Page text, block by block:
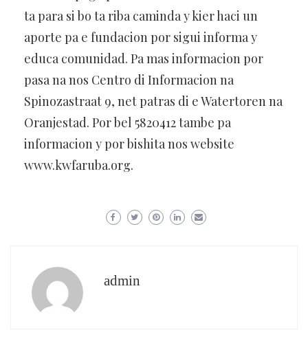
ta para si bo ta riba caminda y kier haci un
aporte pa e fundacion por sigui informa y
educa comunidad. Pa mas informacion por
pasa na nos Centro di Informacion na
Spinozastraat 9, net patras di e Watertoren na
Oranjestad. Por bel 5820412 tambe pa
informacion y por bishita nos website
www.kwfaruba.org.
admin